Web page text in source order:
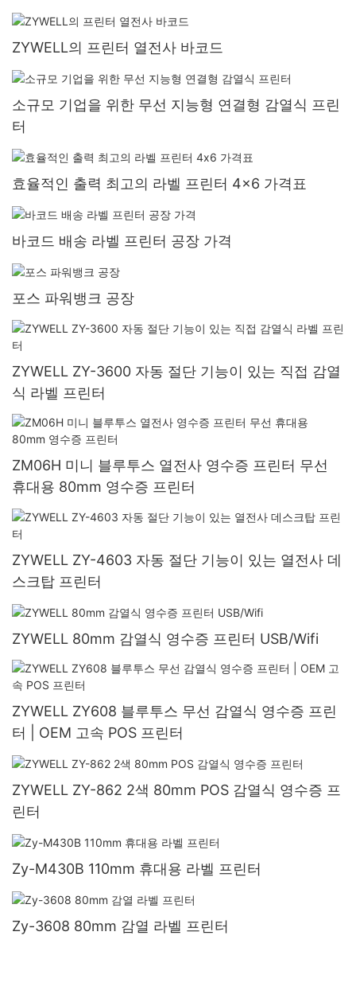
ZYWELL의 프린터 열전사 바코드
소규모 기업을 위한 무선 지능형 연결형 감열식 프린
터
효율적인 출력 최고의 라벨 프린터 4x6 가격표
바코드 배송 라벨 프린터 공장 가격
포스 파워뱅크 공장
ZYWELL ZY-3600 자동 절단 기능이 있는 직접 감열
식 라벨 프린터
ZM06H 미니 블루투스 열전사 영수증 프린터 무선
휴대용 80mm 영수증 프린터
ZYWELL ZY-4603 자동 절단 기능이 있는 열전사 데
스크탑 프린터
ZYWELL 80mm 감열식 영수증 프린터 USB/Wifi
ZYWELL ZY608 블루투스 무선 감열식 영수증 프린
터 | OEM 고속 POS 프린터
ZYWELL ZY-862 2색 80mm POS 감열식 영수증 프
린터
Zy-M430B 110mm 휴대용 라벨 프린터
Zy-3608 80mm 감열 라벨 프린터